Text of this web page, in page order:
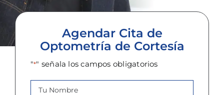
Agendar Cita de
Optometría de Cortesía
"*" señala los campos obligatorios
Nombre